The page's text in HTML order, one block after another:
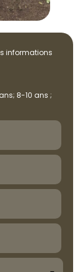
informations
8-10 ans ;